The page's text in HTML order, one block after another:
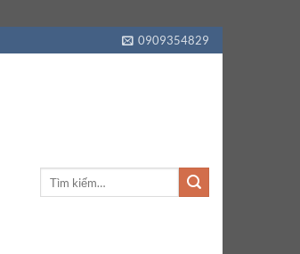
0909354829